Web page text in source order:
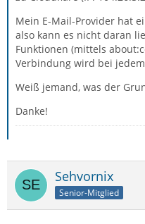
Mein E-Mail-Provider hat
also kann es nicht daran
Funktionen (mittels
Verbindung wird bei
Weiß jemand, was der
Danke!
Sehvornix
Senior-Mitglied